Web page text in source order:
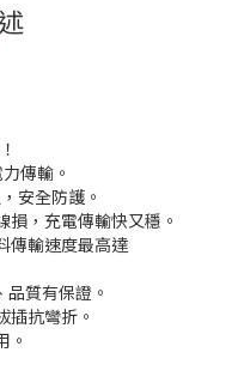
傳輸。
安全防護。
損，充電傳輸快又穩。
傳輸速度最高達
質有保證。
插抗彎折。
。